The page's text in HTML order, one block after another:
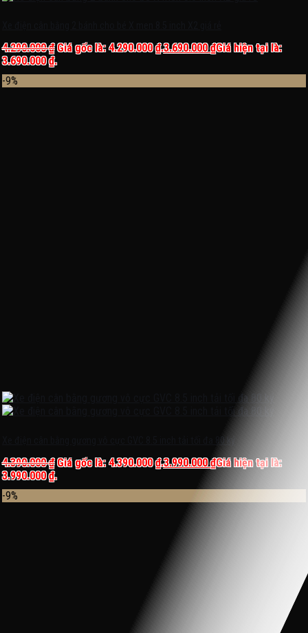
4.290.000₫ Giá gốc là: 4.290.000 ₫.3.690.000₫Giá hiện tại là:
3.690.000 ₫.
-9%
Xe điện cân bằng gương vô cực GVC 8.5 inch tải tối đa 80 ký
4.390.000₫ Giá gốc là: 4.390.000 ₫.3.990.000₫Giá hiện tại là:
3.990.000 ₫.
-9%